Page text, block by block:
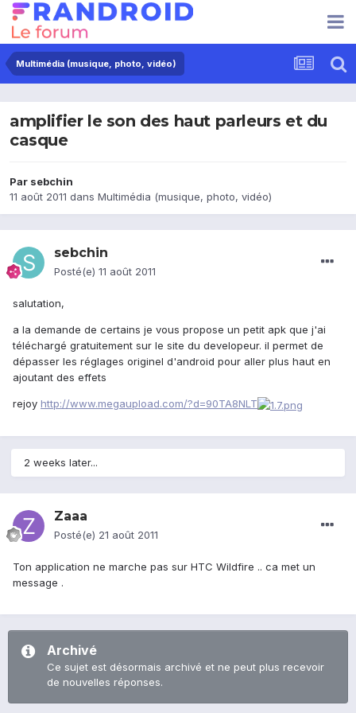
Multimédia (musique, photo, vidéo)
amplifier le son des haut parleurs et du
casque
Par sebchin
11 août 2011 dans Multimédia (musique, photo, vidéo)
sebchin
Posté(e) 11 août 2011
salutation,
a la demande de certains je vous propose un petit apk que j'ai
téléchargé gratuitement sur le site du developeur. il permet de
dépasser les réglages originel d'android pour aller plus haut en
ajoutant des effets
rejoy http://www.megaupload.com/?d=90TA8NLT
2 weeks later...
Zaaa
Posté(e) 21 août 2011
Ton application ne marche pas sur HTC Wildfire .. ca met un
message .
Archivé
Ce sujet est désormais archivé et ne peut plus recevoir
de nouvelles réponses.